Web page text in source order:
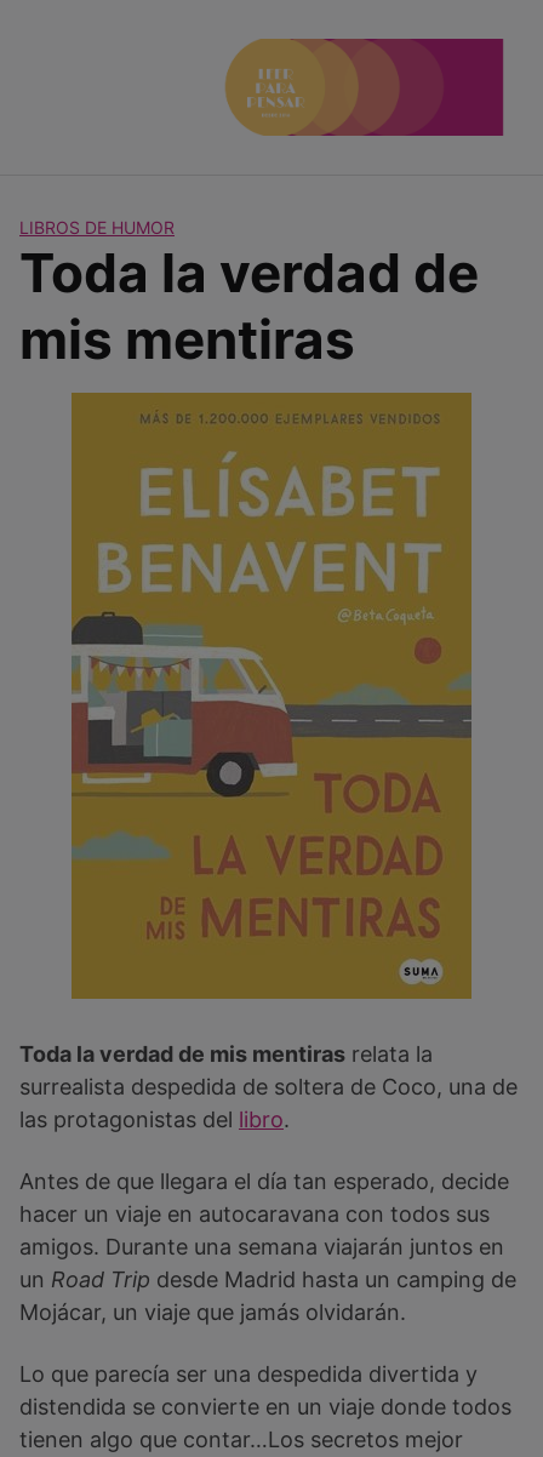
LIBROS DE HUMOR
Toda la verdad de
mis mentiras
Toda la verdad de mis mentiras relata la
surrealista despedida de soltera de Coco, una de
las protagonistas del libro.
Antes de que llegara el día tan esperado, decide
hacer un viaje en autocaravana con todos sus
amigos. Durante una semana viajarán juntos en
un Road Trip desde Madrid hasta un camping de
Mojácar, un viaje que jamás olvidarán.
Lo que parecía ser una despedida divertida y
distendida se convierte en un viaje donde todos
tienen algo que contar…Los secretos mejor